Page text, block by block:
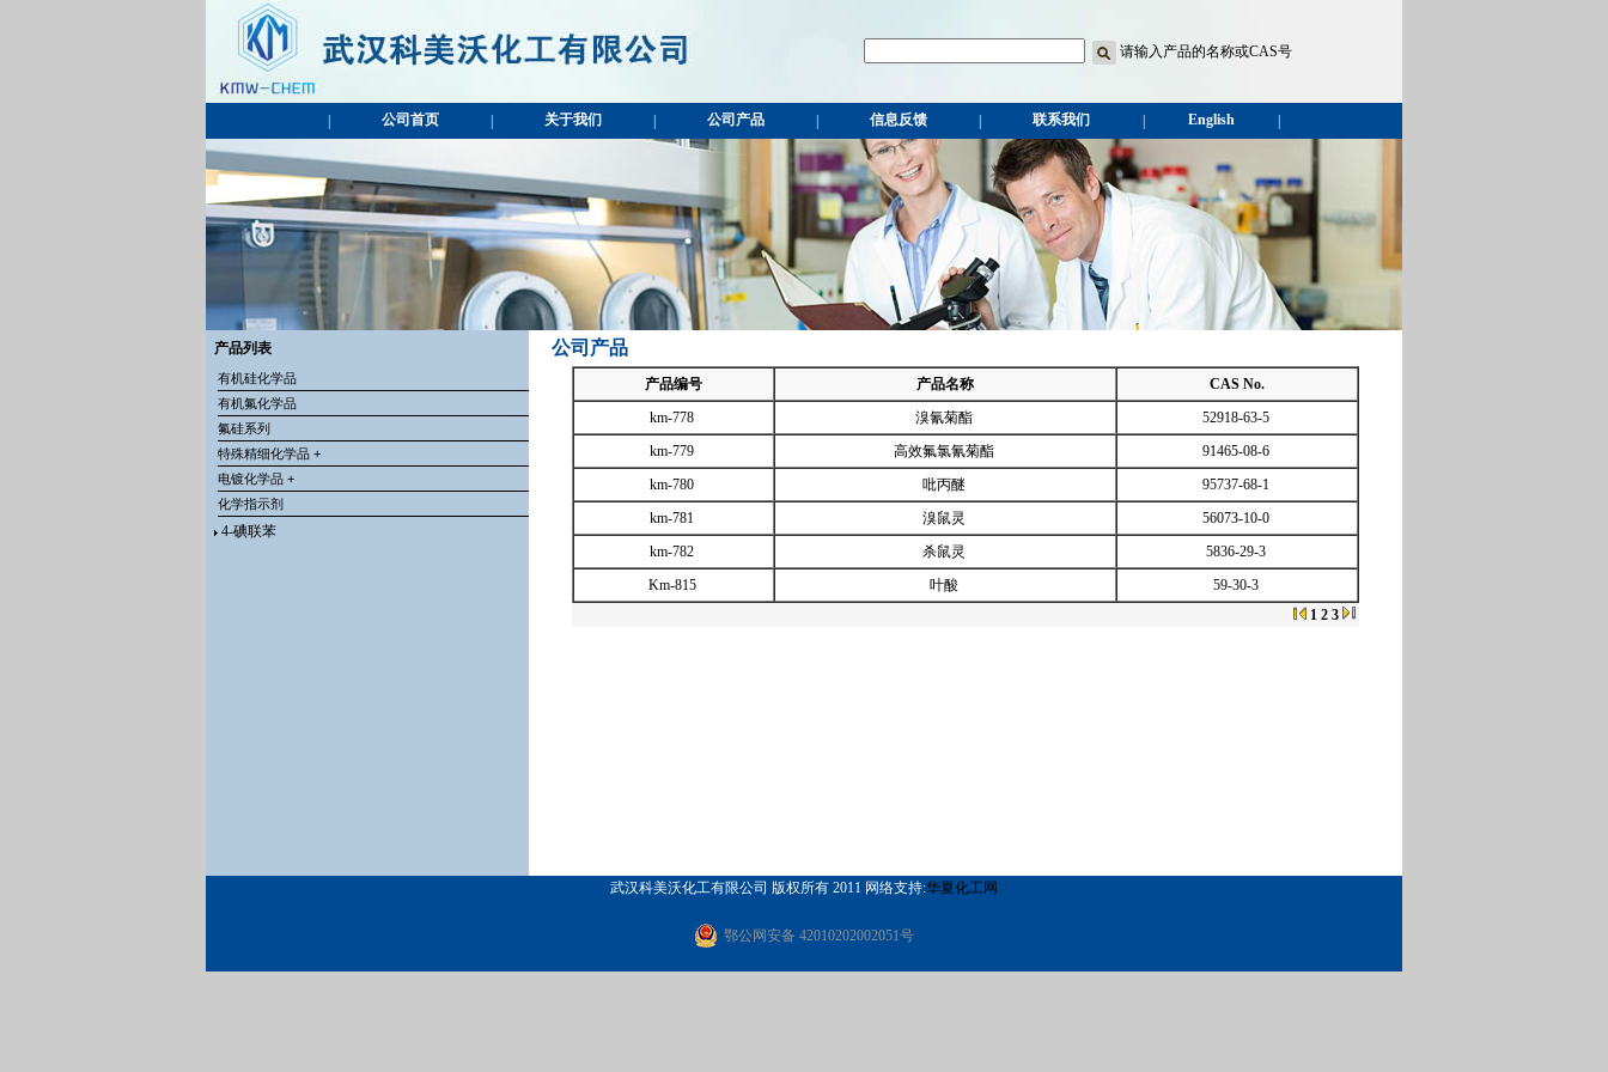
请输入产品的名称或CAS号
公司首页 关于我们 公司产品 信息反馈 联系我们 English
产品列表
有机硅化学品
有机氟化学品
氟硅系列
特殊精细化学品 +
电镀化学品 +
化学指示剂
4-碘联苯
公司产品
产品编号 产品名称
CAS No.
km-778
溴氰菊酯
52918-63-5
km-779
高效氟氯氰菊酯
91465-08-6
km-780
吡丙醚
95737-68-1
km-781
溴鼠灵
56073-10-0
km-782
杀鼠灵
5836-29-3
Km-815
叶酸
59-30-3
1 2 3
武汉科美沃化工有限公司 版权所有 2011 网络支持:华夏化工网
鄂公网安备 42010202002051号